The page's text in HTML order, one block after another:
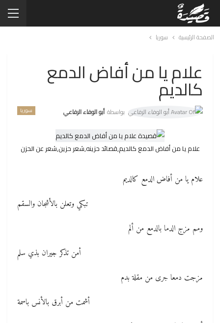
الصفحة الرئيسية سوريا
علام يا من أفاض الدمع
كالديم
سوريا بواسطة أبو الوفاء الرفاعي
علام يا من أفاض الدمع كالديم,قصائد حزينه,شعر حزين,شعر عن الحزن
علام يا من أفاض الدمع كالديم
تبكي وتعلن بالأشجان والسقم
ومم مزج الدما بالدمع من ألم
أمن تذكر جيران بذي سلم
مزجت دمعا جرى من مقلة بدم
أشمت من أبرق بالأنس باسمة